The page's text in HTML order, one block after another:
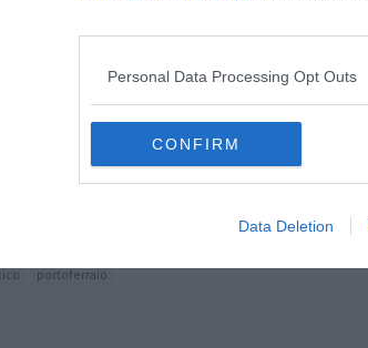
Personal Data Processing Opt Outs
CONFIRM
Data Deletion
principali della Toscana iscriviti alla
alle 20:00 direttamente nella tua casella di posta.
anche:
"non ci sono i numeri"
verso la sfiducia
gode di ottima salute"
portoferraio